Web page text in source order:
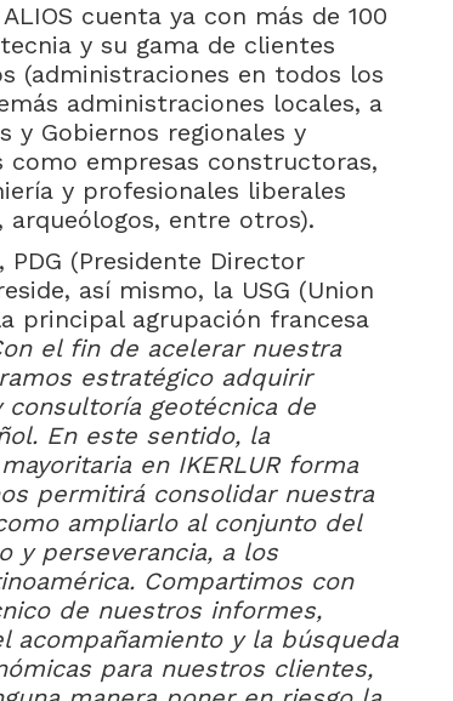
cuenta ya con más de 100
y su gama de clientes
(administraciones en todos los
administraciones locales, a
y Gobiernos regionales y
empresas constructoras,
y profesionales liberales
entre otros).
PDG (Presidente Director
así mismo, la USG (Union
principal agrupación francesa
el fin de acelerar nuestra
estratégico adquirir
consultoría geotécnica de
En este sentido, la
en IKERLUR forma
permitirá consolidar nuestra
ampliarlo al conjunto del
y perseverancia, a los
Compartimos con
de nuestros informes,
acompañamiento y la búsqueda
para nuestros clientes,